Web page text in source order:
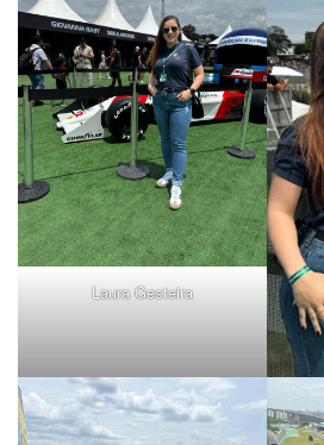
Laura Gesteira